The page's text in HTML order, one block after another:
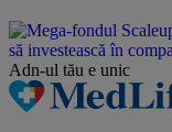
Adn-ul tău e unic